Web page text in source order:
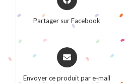
in
Partager sur Facebook
Opens
in
Envoyer ce produit par e-mail